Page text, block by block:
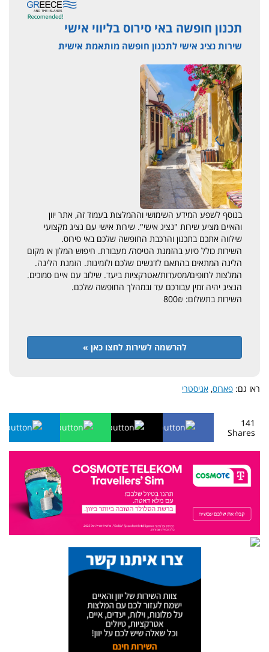
תכנון חופשה באי סירוס בליווי אישי
שירות נציג אישי לתכנון חופשה מותאמת אישית
בנוסף לשפע המידע השימושי וההמלצות בעמוד זה, אתר יוון
והאיים מציע שירות "נציג אישי". שירות אישי עם נציג מקצועי
שילווה אתכם בתכנון והרכבת החופשה שלכם באי סירוס.
השירות כולל סיוע בהזמנת הטיסה/ מעבורת. חיפוש המלון או מקום
הלינה המתאים בהתאם לדגשים שלכם ולזמינות. הזמנת הלינה.
המלצות לחופים/מסעדות/אטרקציות ביעד. שילוב עם איים סמוכים.
הנציג יהיה זמין עבורכם עד ובמהלך החופשה שלכם.
השירות בתשלום: 800₪
להרשמה לשירות לחצו כאן »
ראו גם: פארוס, אגיסטרי
141
Shares